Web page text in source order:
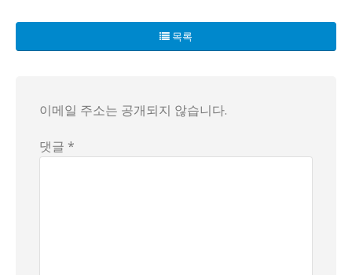
한 달에 주거비로서 3125달러, 즉 약 433만원이 나가고, 세
목록
이메일 주소는 공개되지 않습니다.
댓글 *